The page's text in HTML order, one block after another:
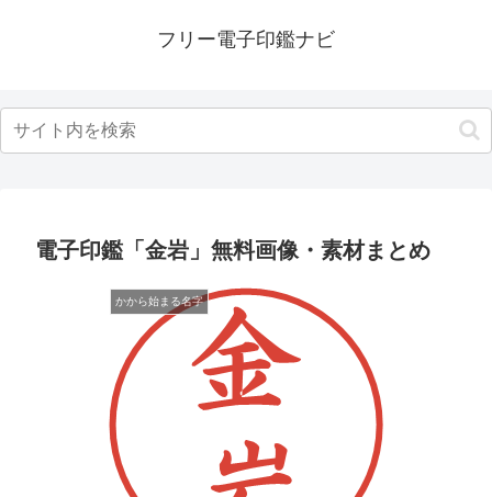
フリー電子印鑑ナビ
電子印鑑「金岩」無料画像・素材まとめ
かから始まる名字